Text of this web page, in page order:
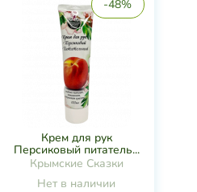
-48%
Крем для рук
Персиковый питатель...
Крымские Сказки
Нет в наличии